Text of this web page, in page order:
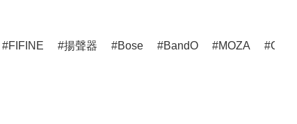
FIFINE 揚聲器 Bose BandO MOZA